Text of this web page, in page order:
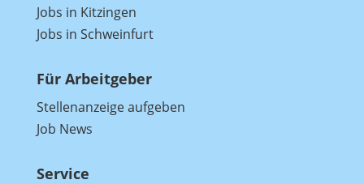
Jobs in Kitzingen
Jobs in Schweinfurt
Für Arbeitgeber
Stellenanzeige aufgeben
Job News
Service